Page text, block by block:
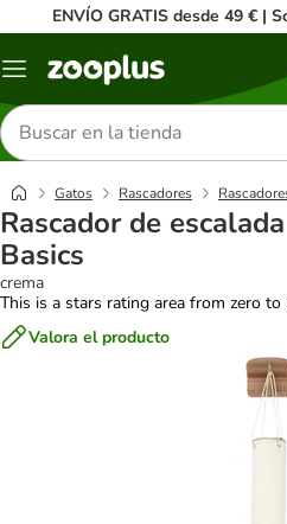
ENVÍO GRATIS desde 49 € |
Menú
Buscar
productos
Gatos Rascadores
Rascador de
Basics
crema
This is a stars rating area from zero to
Valora el producto